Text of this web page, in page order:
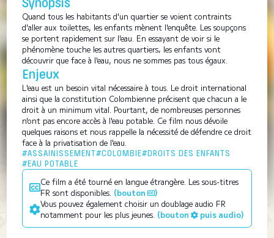
Quand tous les habitants d'un quartier se voient contraints
d'aller aux toilettes, les enfants mènent l'enquête. Les soupçons
se portent rapidement sur l'eau. En essayant de voir si le
phénomène touche les autres quartiers‚ les enfants vont
découvrir que face à l'eau, nous ne sommes pas tous égaux.
Enjeux
L'eau est un besoin vital nécessaire à tous. Le droit international
ainsi que la constitution Colombienne précisent que chacun a le
droit à un minimum vital. Pourtant, de nombreuses personnes
n'ont pas encore accès à l'eau potable. Ce film nous dévoile
quelques raisons et nous rappelle la nécessité de défendre ce droit
face à la privatisation de l'eau.
#ASSAINISSEMENT#COLOMBIE#DROITS DES ENFANTS
#EAU POTABLE
Ce film a été tourné en langue étrangère. Les sous-titres
FR sont disponibles. (bouton
)
Vous pouvez également choisir un doublage audio FR
notamment pour les plus jeunes. (bouton puis audio)